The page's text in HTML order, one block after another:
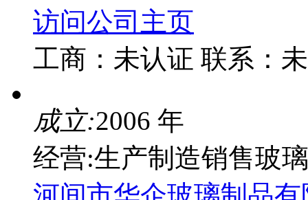
访问公司主页
工商： 未认证 联系：
成立:2006 年
经营:生产制造销售玻